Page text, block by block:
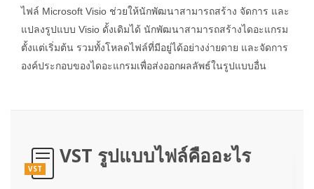
ไฟล์ Microsoft Visio ช่วยให้นักพัฒนาสามารถสร้าง จัดการ และ
แปลงรูปแบบ Visio ดั้งเดิมได้ นักพัฒนาสามารถสร้างไดอะแกรม
ตั้งแต่เริ่มต้น รวมทั้งโหลดไฟล์ที่มีอยู่ได้อย่างง่ายดาย และจัดการ
องค์ประกอบของไดอะแกรมเพื่อส่งออกผลลัพธ์ในรูปแบบอื่น
VST
VST รูปแบบไฟล์คืออะไร